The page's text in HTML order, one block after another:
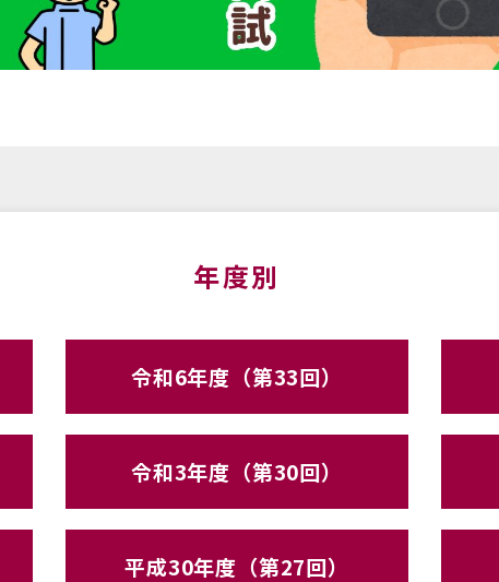
年度別
令和6年度（第33回）
令和3年度（第30回）
平成30年度（第27回）